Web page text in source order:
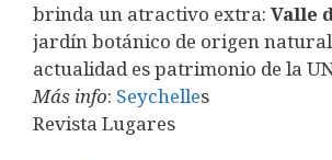
brinda un atractivo extra: Valle
jardín botánico de origen natural
actualidad es patrimonio de la
Más info: Seychelles
Revista Lugares